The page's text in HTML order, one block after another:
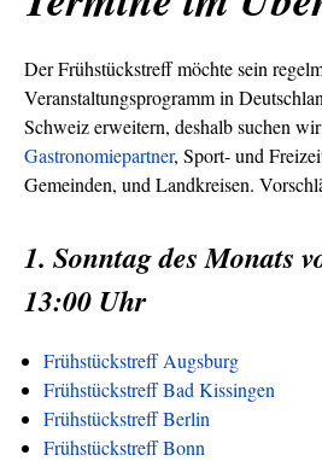
Der Frühstückstreff möchte sein
Veranstaltungsprogramm in
Schweiz erweitern, deshalb suchen
Gastronomiepartner, Sport- und
Gemeinden, und Landkreisen.
1. Sonntag des Monats
13:00 Uhr
Frühstückstreff Augsburg
Frühstückstreff Bad Kissingen
Frühstückstreff Berlin
Frühstückstreff Bonn